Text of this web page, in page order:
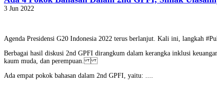
3 Jun 2022
Agenda Presidensi G20 Indonesia 2022 terus berlanjut. Kali ini, langkah
Berbagai hasil diskusi 2nd GPFI dirangkum dalam kerangka inklusi
kaum muda, dan perempuan.
Ada empat pokok bahasan dalam 2nd GPFI, yaitu: ....